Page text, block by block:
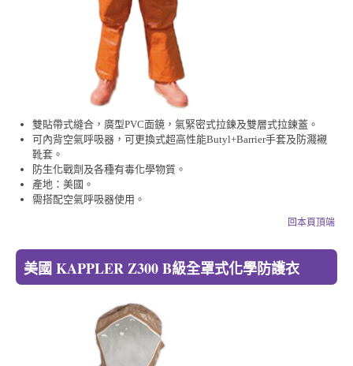
雙貼帶式縫合，廣型PVC面鏡，氣緊密式拉鍊及雙層式拉鍊蓋。
可內背空氣呼吸器，可更換式超高性能Butyl+Barrier手套及防濺襯
靴套。
防生化戰劑及各種有毒化學物質。
產地：美國。
需搭配空氣呼吸器使用。
回本頁頂端
美國 KAPPLER Z300 B級全罩式化學防護衣